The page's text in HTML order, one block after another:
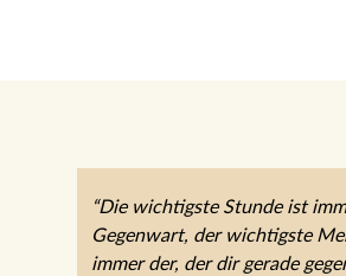
“Die wichtigste Stunde ist
Gegenwart, der wichtigste